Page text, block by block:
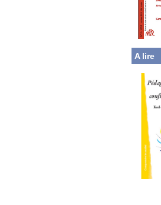
A lire